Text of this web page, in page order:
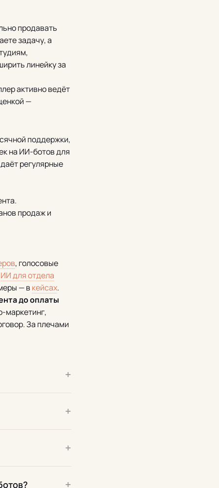
продавать
задачу, а
линейку за
активно ведёт
—
поддержки,
на ИИ-ботов для
регулярные
продаж и
, голосовые
ИИ для отдела
— в кейсах.
до оплаты
маркетинг,
За плечами
+
+
+
+